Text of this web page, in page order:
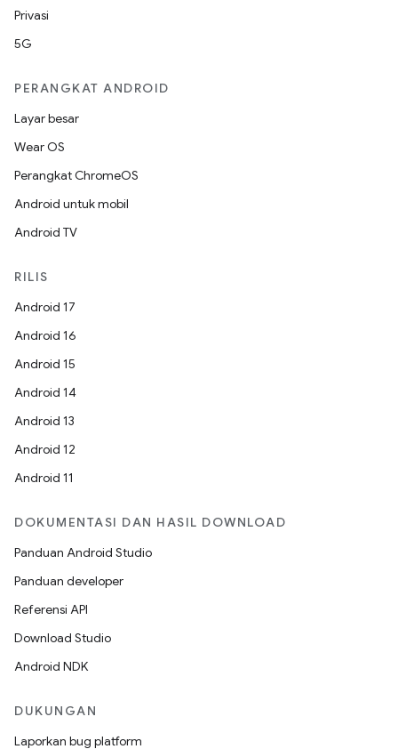
Privasi
5G
PERANGKAT ANDROID
Layar besar
Wear OS
Perangkat ChromeOS
Android untuk mobil
Android TV
RILIS
Android 17
Android 16
Android 15
Android 14
Android 13
Android 12
Android 11
DOKUMENTASI DAN HASIL DOWNLOAD
Panduan Android Studio
Panduan developer
Referensi API
Download Studio
Android NDK
DUKUNGAN
Laporkan bug platform